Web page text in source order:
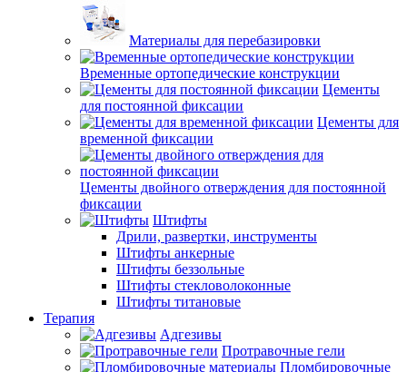
Материалы для перебазировки
Временные ортопедические конструкции
Цементы
для постоянной фиксации
Цементы для
временной фиксации
Цементы двойного отверждения для постоянной
фиксации
Штифты
Дрили, развертки, инструменты
Штифты анкерные
Штифты беззольные
Штифты стекловолоконные
Штифты титановые
Терапия
Адгезивы
Протравочные гели
Пломбировочные